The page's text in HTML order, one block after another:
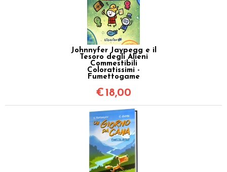
Johnnyfer Jaypegg e il
Tesoro degli Alieni
Commestibili
Coloratissimi -
Fumettogame
€ 18,00